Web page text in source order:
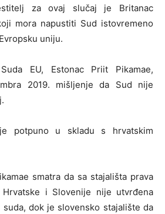
za ovaj slučaj je Britanac
mora napustiti Sud istovremeno
uniju.
EU, Estonac Priit Pikamae,
2019. mišljenje da Sud nije
potpuno u skladu s hrvatskim
smatra da sa stajališta prava
Hrvatske i Slovenije nije utvrđena
dok je slovensko stajalište da